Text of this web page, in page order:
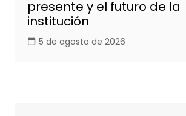
presente y el futuro de la
institución
5 de agosto de 2026